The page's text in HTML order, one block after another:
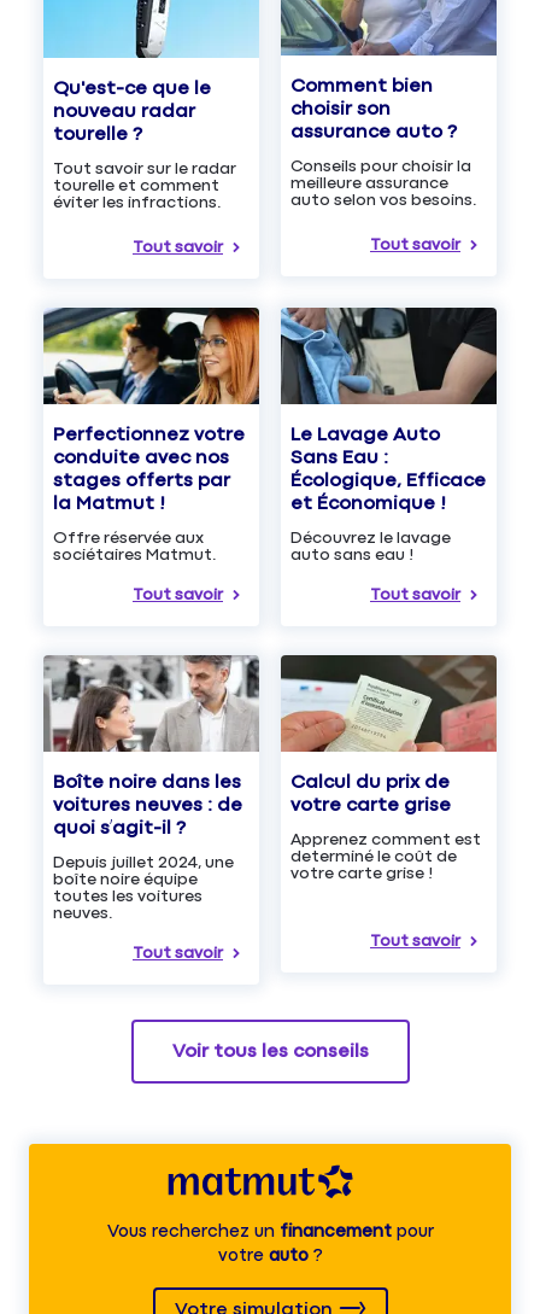
Qu'est-ce que le
nouveau radar
tourelle ?
Tout savoir sur le radar
tourelle et comment
éviter les infractions.
Tout savoir
Comment bien
choisir son
assurance auto ?
Conseils pour choisir la
meilleure assurance
auto selon vos besoins.
Tout savoir
Perfectionnez votre
conduite avec nos
stages offerts par
la Matmut !
Offre réservée aux
sociétaires Matmut.
Tout savoir
Le Lavage Auto
Sans Eau :
Écologique, Efficace
et Économique !
Découvrez le lavage
auto sans eau !
Tout savoir
Boîte noire dans les
voitures neuves : de
quoi s’agit-il ?
Depuis juillet 2024, une
boîte noire équipe
toutes les voitures
neuves.
Tout savoir
Calcul du prix de
votre carte grise
Apprenez comment est
determiné le coût de
votre carte grise !
Tout savoir
Voir tous les conseils
Vous recherchez unfinancementpour
votre auto?
Votre simulation